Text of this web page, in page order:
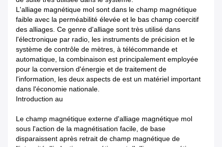
L'alliage magnétique mol sont dans le champ magnétique
faible avec la perméabilité élevée et le bas champ coercitif
des alliages. Ce genre d'alliage sont très utilisé dans
l'électronique par radio, les instruments de précision et le
système de contrôle de mètres, à télécommande et
automatique, la combinaison est principalement employée
pour la conversion d'énergie et de traitement de
l'information, les deux aspects de est un matériel important
dans l'économie nationale.
Introduction au
Le champ magnétique externe d'alliage magnétique mol
sous l'action de la magnétisation facile, de base
disparaissent après retrait de champ magnétique de